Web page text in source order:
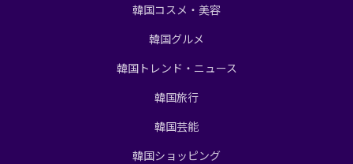
韓国コスメ・美容
韓国グルメ
韓国トレンド・ニュース
韓国旅行
韓国芸能
韓国ショッピング